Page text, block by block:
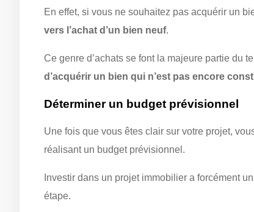
En effet, si vous ne souhaitez pas acquérir un
vers l’achat d’un bien neuf.
Ce genre d’achats se font la majeure partie du
d’acquérir un bien qui n’est pas encore
Déterminer un budget prévisionnel
Une fois que vous êtes clair sur votre projet,
réalisant un budget prévisionnel.
Investir dans un projet immobilier a forcément
étape.